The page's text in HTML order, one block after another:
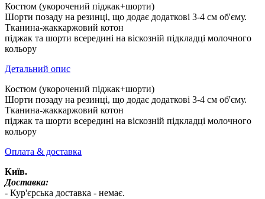
Костюм (укорочений піджак+шорти)
Шорти позаду на резинці, що додає додаткові 3-4 см об'єму.
Тканина-жаккаржовий котон
піджак та шорти всередині на віскозній підкладці молочного
кольору
Детальний опис
Костюм (укорочений піджак+шорти)
Шорти позаду на резинці, що додає додаткові 3-4 см об'єму.
Тканина-жаккаржовий котон
піджак та шорти всередині на віскозній підкладці молочного
кольору
Оплата & доставка
Київ.
Доставка:
- Кур'єрська доставка - немає.